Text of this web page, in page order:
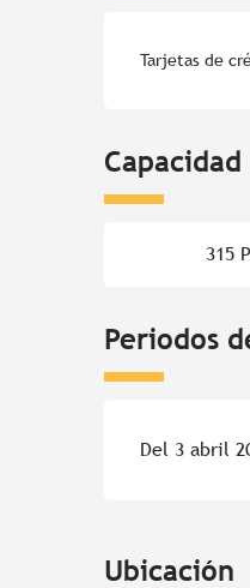
Tarjetas de
Capacidad
315
Periodos
Del 3 abril
Ubicación